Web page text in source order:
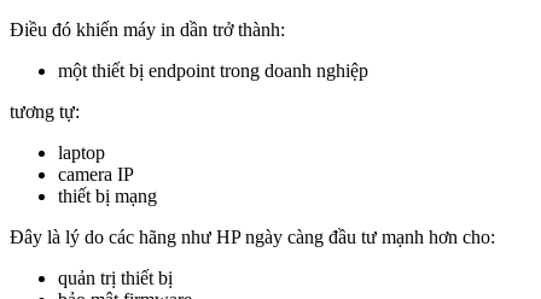
Điều đó khiến máy in dần trở thành:
một thiết bị endpoint trong doanh nghiệp
tương tự:
laptop
camera IP
thiết bị mạng
Đây là lý do các hãng như HP ngày càng đầu tư mạnh hơn cho:
quản trị thiết bị